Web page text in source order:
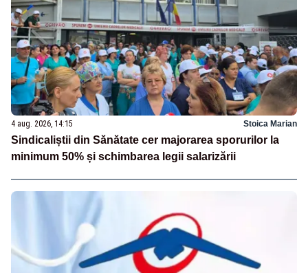
4 aug. 2026, 14:15 Stoica Marian
Sindicaliștii din Sănătate cer majorarea sporurilor la
minimum 50% și schimbarea legii salarizării